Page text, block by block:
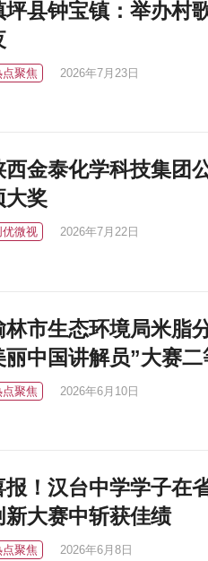
坪县钟宝镇：举办村
点聚焦 2026年7月23日
西金泰化学科技集团
大奖
优微视 2026年7月22日
林市生态环境局米脂
丽中国讲解员”大赛二
点聚焦 2026年6月10日
报！汉台中学学子在
新大赛中斩获佳绩
点聚焦 2026年6月8日